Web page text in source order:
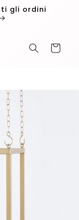
gli ordini
Carrello